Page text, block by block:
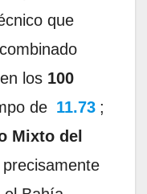
que
los 100
de 11.73 ;
Mixto del